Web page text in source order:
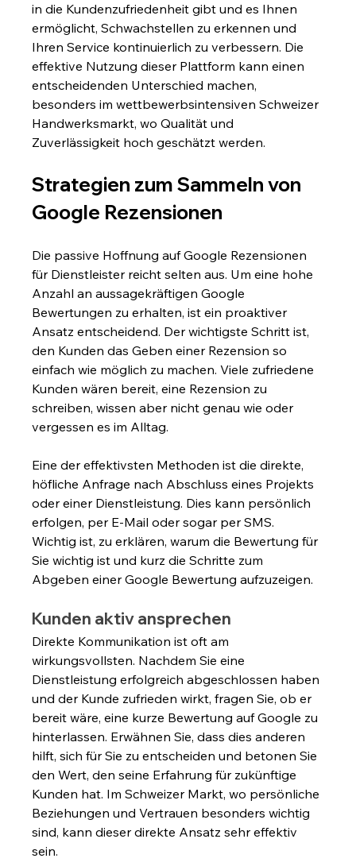
in die Kundenzufriedenheit gibt und es Ihnen
ermöglicht, Schwachstellen zu erkennen und
Ihren Service kontinuierlich zu verbessern. Die
effektive Nutzung dieser Plattform kann einen
entscheidenden Unterschied machen,
besonders im wettbewerbsintensiven Schweizer
Handwerksmarkt, wo Qualität und
Zuverlässigkeit hoch geschätzt werden.
Strategien zum Sammeln von
Google Rezensionen
Die passive Hoffnung auf Google Rezensionen
für Dienstleister reicht selten aus. Um eine hohe
Anzahl an aussagekräftigen Google
Bewertungen zu erhalten, ist ein proaktiver
Ansatz entscheidend. Der wichtigste Schritt ist,
den Kunden das Geben einer Rezension so
einfach wie möglich zu machen. Viele zufriedene
Kunden wären bereit, eine Rezension zu
schreiben, wissen aber nicht genau wie oder
vergessen es im Alltag.
Eine der effektivsten Methoden ist die direkte,
höfliche Anfrage nach Abschluss eines Projekts
oder einer Dienstleistung. Dies kann persönlich
erfolgen, per E-Mail oder sogar per SMS.
Wichtig ist, zu erklären, warum die Bewertung für
Sie wichtig ist und kurz die Schritte zum
Abgeben einer Google Bewertung aufzuzeigen.
Kunden aktiv ansprechen
Direkte Kommunikation ist oft am
wirkungsvollsten. Nachdem Sie eine
Dienstleistung erfolgreich abgeschlossen haben
und der Kunde zufrieden wirkt, fragen Sie, ob er
bereit wäre, eine kurze Bewertung auf Google zu
hinterlassen. Erwähnen Sie, dass dies anderen
hilft, sich für Sie zu entscheiden und betonen Sie
den Wert, den seine Erfahrung für zukünftige
Kunden hat. Im Schweizer Markt, wo persönliche
Beziehungen und Vertrauen besonders wichtig
sind, kann dieser direkte Ansatz sehr effektiv
sein.